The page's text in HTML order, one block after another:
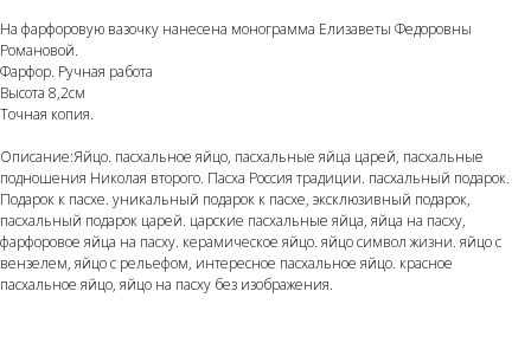
На фарфоровую вазочку нанесена монограмма Елизаветы Федоровны
Романовой.
Фарфор. Ручная работа
Высота 8,2см
Точная копия.
Описание:Яйцо. пасхальное яйцо, пасхальные яйца царей, пасхальные
подношения Николая второго. Пасха Россия традиции. пасхальный подарок.
Подарок к пасхе. уникальный подарок к пасхе, эксклюзивный подарок,
пасхальный подарок царей. царские пасхальные яйца, яйца на пасху,
фарфоровое яйца на пасху. керамическое яйцо. яйцо символ жизни. яйцо с
вензелем, яйцо с рельефом, интересное пасхальное яйцо. красное
пасхальное яйцо, яйцо на пасху без изображения.